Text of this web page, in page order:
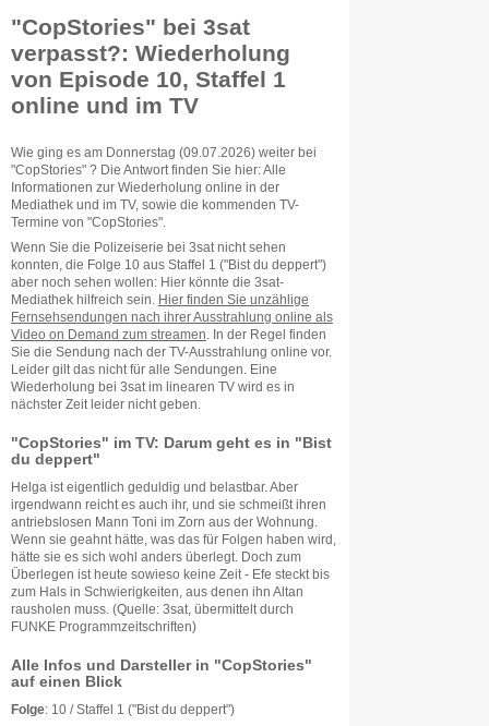
"CopStories" bei 3sat
verpasst?: Wiederholung
von Episode 10, Staffel 1
online und im TV
Wie ging es am Donnerstag (09.07.2026) weiter bei
"CopStories" ? Die Antwort finden Sie hier: Alle
Informationen zur Wiederholung online in der
Mediathek und im TV, sowie die kommenden TV-
Termine von "CopStories".
Wenn Sie die Polizeiserie bei 3sat nicht sehen
konnten, die Folge 10 aus Staffel 1 ("Bist du deppert")
aber noch sehen wollen: Hier könnte die 3sat-
Mediathek hilfreich sein.
Hier finden Sie unzählige
Fernsehsendungen nach ihrer Ausstrahlung online als
Video on Demand zum streamen . In der Regel finden
Sie die Sendung nach der TV-Ausstrahlung online vor.
Leider gilt das nicht für alle Sendungen. Eine
Wiederholung bei 3sat im linearen TV wird es in
nächster Zeit leider nicht geben.
"CopStories" im TV: Darum geht es in "Bist
du deppert"
Helga ist eigentlich geduldig und belastbar. Aber
irgendwann reicht es auch ihr, und sie schmeißt ihren
antriebslosen Mann Toni im Zorn aus der Wohnung.
Wenn sie geahnt hätte, was das für Folgen haben wird,
hätte sie es sich wohl anders überlegt. Doch zum
Überlegen ist heute sowieso keine Zeit - Efe steckt bis
zum Hals in Schwierigkeiten, aus denen ihn Altan
rausholen muss. (Quelle: 3sat, übermittelt durch
FUNKE Programmzeitschriften)
Alle Infos und Darsteller in "CopStories"
auf einen Blick
Folge: 10 / Staffel 1 ("Bist du deppert")